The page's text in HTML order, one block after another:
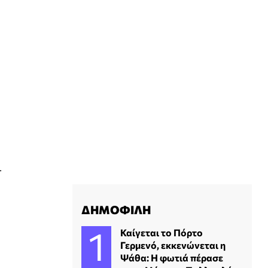
ΔΗΜΟΦΙΛΗ
Καίγεται το Πόρτο
Γερμενό, εκκενώνεται η
Ψάθα: H φωτιά πέρασε